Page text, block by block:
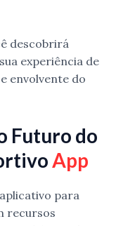
descobrirá
experiência de
envolvente do
Futuro do
App
para
recursos